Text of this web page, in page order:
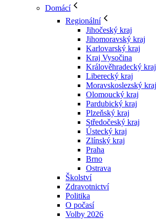
Domácí
Regionální
Jihočeský kraj
Jihomoravský kraj
Karlovarský kraj
Kraj Vysočina
Králověhradecký kraj
Liberecký kraj
Moravskoslezský kraj
Olomoucký kraj
Pardubický kraj
Plzeňský kraj
Středočeský kraj
Ústecký kraj
Zlínský kraj
Praha
Brno
Ostrava
Školství
Zdravotnictví
Politika
O počasí
Volby 2026